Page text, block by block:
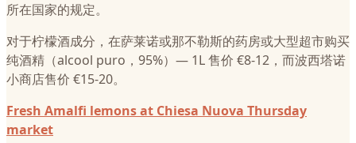
所在国家的规定。
对于柠檬酒成分，在萨莱诺或那不勒斯的药房或大型超市购买
纯酒精（alcool puro，95%）— 1L 售价 €8-12，而波西塔诺
小商店售价 €15-20。
Fresh Amalfi lemons at Chiesa Nuova Thursday
market